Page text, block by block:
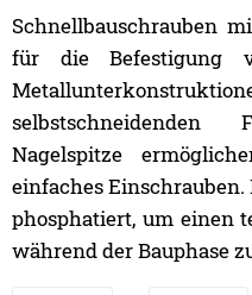
Schnellbauschrauben
für die Befestigung
Nagelspitze
einfaches Einschrauben.
phosphatiert, um einen
während der Bauphase